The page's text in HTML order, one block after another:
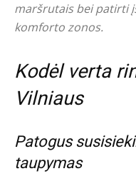
maršrutais bei patirti
komforto zonos.
Kodėl verta
Vilniaus
Patogus
taupymas